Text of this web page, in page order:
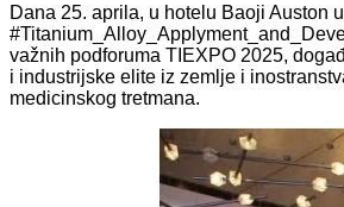
Dana 25. aprila, u hotelu Baoji Auston
važnih podforuma TIEXPO 2025,
i industrijske elite iz zemlje i
medicinskog tretmana.